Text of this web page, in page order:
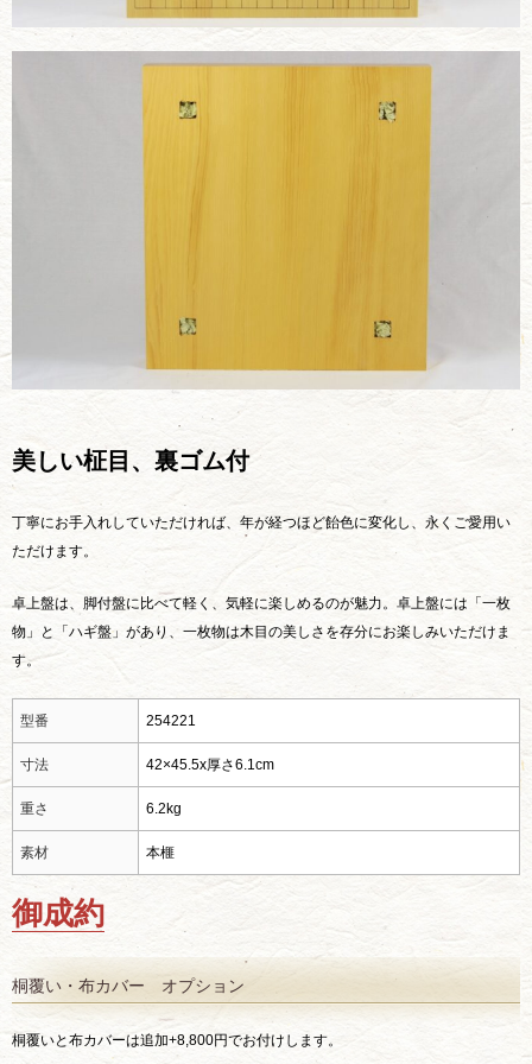
美しい柾目、裏ゴム付
丁寧にお手入れしていただければ、年が経つほど飴色に変化し、永くご愛用い
ただけます。
卓上盤は、脚付盤に比べて軽く、気軽に楽しめるのが魅力。卓上盤には「一枚
物」と「ハギ盤」があり、一枚物は木目の美しさを存分にお楽しみいただけま
す。
型番 254221
寸法 42×45.5x厚さ6.1cm
重さ 6.2kg
素材 本榧
御成約
桐覆い・布カバー オプション
桐覆いと布カバーは追加+8,800円でお付けします。